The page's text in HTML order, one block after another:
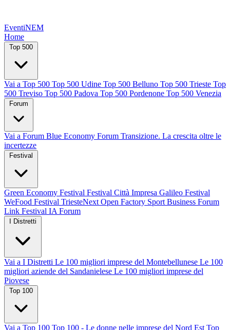
EventiNEM
Home
Top 500
Vai a Top 500 Top 500 Udine Top 500 Belluno Top 500 Trieste Top
500 Treviso Top 500 Padova Top 500 Pordenone Top 500 Venezia
Forum
Vai a Forum Blue Economy Forum Transizione. La crescita oltre le
incertezze
Festival
Green Economy Festival Festival Città Impresa Galileo Festival
WeFood Festival TriesteNext Open Factory Sport Business Forum
Link Festival IA Forum
I Distretti
Vai a I Distretti Le 100 migliori imprese del Montebellunese Le 100
migliori aziende del Sandanielese Le 100 migliori imprese del
Piovese
Top 100
Vai a Top 100 Top 100 - Le donne nelle imprese del Nord Est Top